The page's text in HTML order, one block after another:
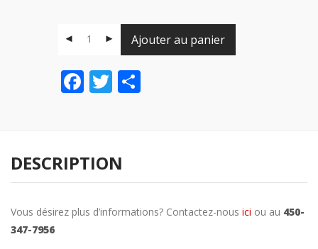
Ajouter au panier
Facebook
Twitter
Share
DESCRIPTION
Vous désirez plus d’informations? Contactez-nous ici ou au 450-
347-7956